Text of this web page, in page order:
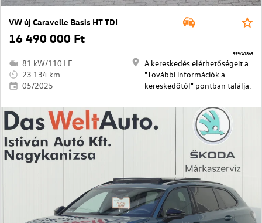
VW új Caravelle Basis HT TDI
16 490 000 Ft
81 kW/110 LE
23 134 km
05/2025
A kereskedés elérhetőségeit a
"További információk a
kereskedőtől" pontban találja.
999/41869